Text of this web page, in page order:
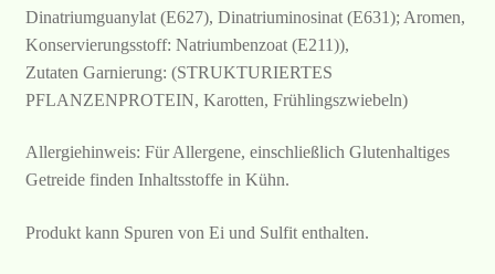
Dinatriumguanylat (E627), Dinatriuminosinat (E631); Aromen,
Konservierungsstoff: Natriumbenzoat (E211)),
Zutaten Garnierung: (STRUKTURIERTES
PFLANZENPROTEIN, Karotten, Frühlingszwiebeln)
Allergiehinweis: Für Allergene, einschließlich Glutenhaltiges
Getreide finden Inhaltsstoffe in Kühn.
Produkt kann Spuren von Ei und Sulfit enthalten.